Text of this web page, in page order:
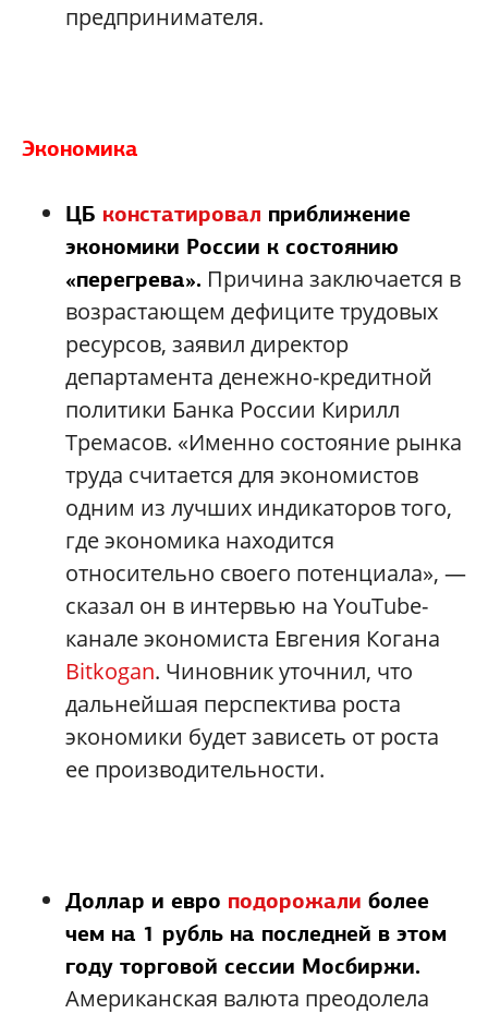
предпринимателя.
Экономика
ЦБ констатировал приближение
экономики России к состоянию
«перегрева». Причина заключается в
возрастающем дефиците трудовых
ресурсов, заявил директор
департамента денежно-кредитной
политики Банка России Кирилл
Тремасов. «Именно состояние рынка
труда считается для экономистов
одним из лучших индикаторов того,
где экономика находится
относительно своего потенциала», —
сказал он в интервью на YouTube-
канале экономиста Евгения Когана
Bitkogan. Чиновник уточнил, что
дальнейшая перспектива роста
экономики будет зависеть от роста
ее производительности.
Доллар и евро подорожали более
чем на 1 рубль на последней в этом
году торговой сессии Мосбиржи.
Американская валюта преодолела